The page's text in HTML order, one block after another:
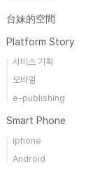
台妹的空間
Platform Story
서비스 기획
모바일
e-publishing
Smart Phone
iphone
Android